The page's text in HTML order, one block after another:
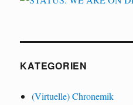
KATEGORIEN
(Virtuelle) Chronemik